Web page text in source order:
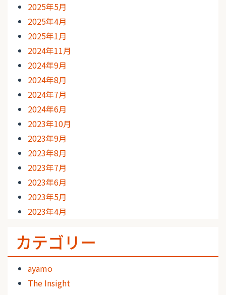
2025年5月
2025年4月
2025年1月
2024年11月
2024年9月
2024年8月
2024年7月
2024年6月
2023年10月
2023年9月
2023年8月
2023年7月
2023年6月
2023年5月
2023年4月
カテゴリー
ayamo
The Insight